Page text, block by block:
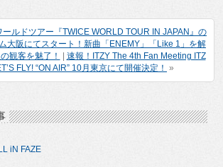
ルドツアー『TWICE WORLD TOUR IN JAPAN』の
大阪にてスタート！新曲「ENEMY」「Like 1」を解
観客を魅了！
速報！ITZY The 4th Fan Meeting ITZ
FLY! “ON AIR” 10月東京にて開催決定！ »
iN FAZE